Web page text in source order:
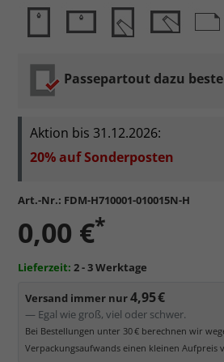
Passepartout dazu
Aktion bis 31.12.2026:
20% auf Sonderposten
Art.-Nr.: FDM-H710001-010015N-H
0,00 €*
Lieferzeit: 2 - 3 Werktage
Versand immer nur4,95 €
— Egal wie groß, viel oder schwer.
Bei Bestellungen unter 30 € berechnen wir
Verpackungsaufwands einen kleinen Aufpreis